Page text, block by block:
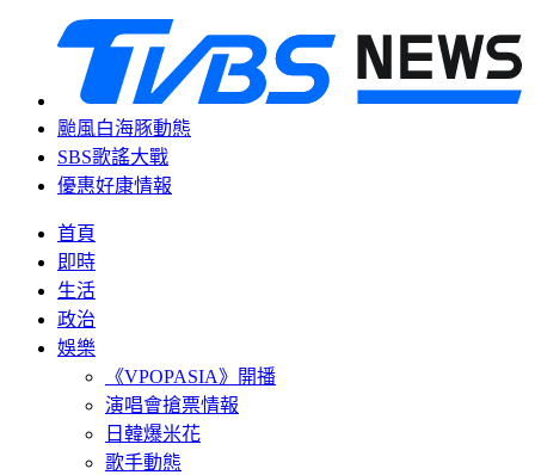
颱風白海豚動態
SBS歌謠大戰
優惠好康情報
首頁
即時
生活
政治
娛樂
《VPOPASIA》開播
演唱會搶票情報
日韓爆米花
歌手動態